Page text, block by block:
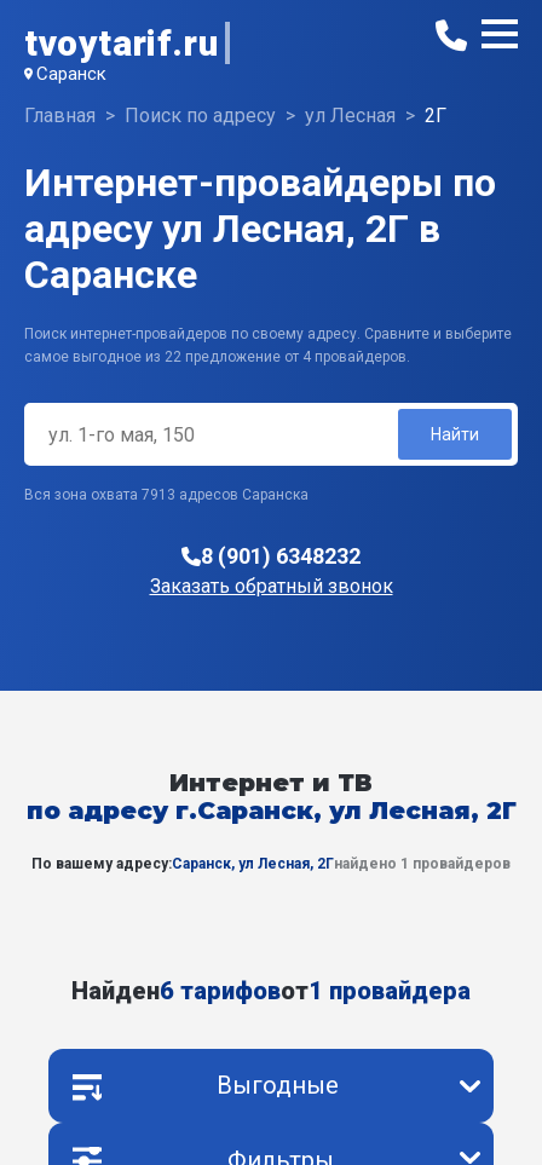
tvoytarif.ru
Саранск
Главная Поиск по адресу ул Лесная 2Г
Интернет-провайдеры по
адресу ул Лесная, 2Г в
Саранске
Поиск интернет-провайдеров по своему адресу. Сравните и выберите
самое выгодное из 22 предложение от 4 провайдеров.
Найти
Вся зона охвата 7913 адресов Саранска
8 (901) 6348232
Заказать обратный звонок
Интернет и ТВ
по адресу г.Саранск, ул Лесная, 2Г
По вашему адресу:Саранск, ул Лесная, 2Гнайдено 1 провайдеров
Найден6 тарифовот1 провайдера
Выгодные